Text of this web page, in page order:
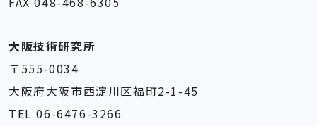
大阪技術研究所
〒555-0034
大阪府大阪市西淀川区福町2-1-45
TEL 06-6476-3266